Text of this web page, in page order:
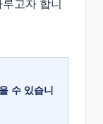
고자 합니
수 있습니